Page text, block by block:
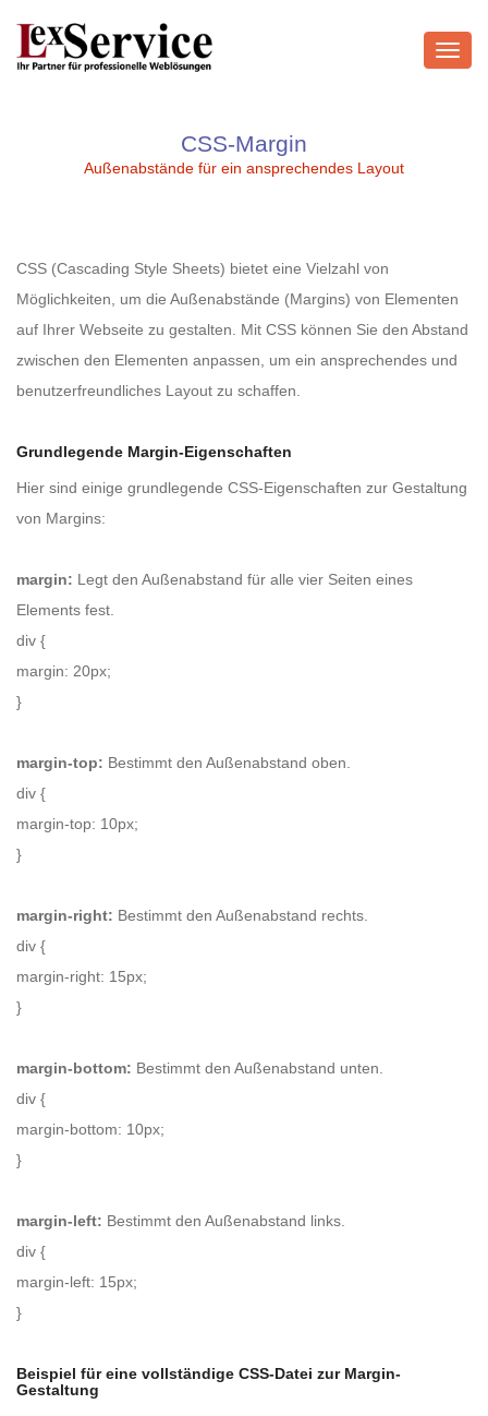
CSS-Margin
Außenabstände für ein ansprechendes Layout
CSS (Cascading Style Sheets) bietet eine Vielzahl von
Möglichkeiten, um die Außenabstände (Margins) von Elementen
auf Ihrer Webseite zu gestalten. Mit CSS können Sie den Abstand
zwischen den Elementen anpassen, um ein ansprechendes und
benutzerfreundliches Layout zu schaffen.
Grundlegende Margin-Eigenschaften
Hier sind einige grundlegende CSS-Eigenschaften zur Gestaltung
von Margins:
margin: Legt den Außenabstand für alle vier Seiten eines
Elements fest.
div {
margin: 20px;
}
margin-top: Bestimmt den Außenabstand oben.
div {
margin-top: 10px;
}
margin-right: Bestimmt den Außenabstand rechts.
div {
margin-right: 15px;
}
margin-bottom: Bestimmt den Außenabstand unten.
div {
margin-bottom: 10px;
}
margin-left: Bestimmt den Außenabstand links.
div {
margin-left: 15px;
}
Beispiel für eine vollständige CSS-Datei zur Margin-
Gestaltung